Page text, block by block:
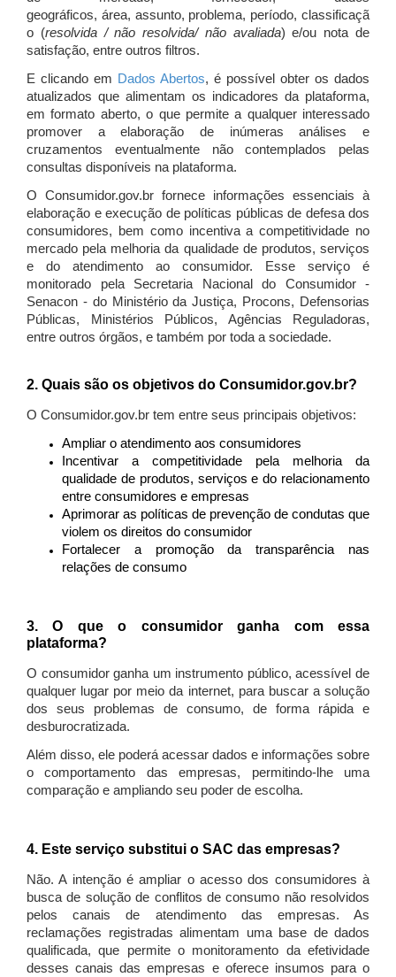
geográficos, área, assunto, problema, período, classificaçã
o (resolvida / não resolvida/ não avaliada) e/ou nota de
satisfação, entre outros filtros.
E clicando em Dados Abertos, é possível obter os dados
atualizados que alimentam os indicadores da plataforma,
em formato aberto, o que permite a qualquer interessado
promover a elaboração de inúmeras análises e
cruzamentos eventualmente não contemplados pelas
consultas disponíveis na plataforma.
O Consumidor.gov.br fornece informações essenciais à
elaboração e execução de políticas públicas de defesa dos
consumidores, bem como incentiva a competitividade no
mercado pela melhoria da qualidade de produtos, serviços
e do atendimento ao consumidor. Esse serviço é
monitorado pela Secretaria Nacional do Consumidor -
Senacon - do Ministério da Justiça, Procons, Defensorias
Públicas, Ministérios Públicos, Agências Reguladoras,
entre outros órgãos, e também por toda a sociedade.
2. Quais são os objetivos do Consumidor.gov.br?
O Consumidor.gov.br tem entre seus principais objetivos:
Ampliar o atendimento aos consumidores
Incentivar a competitividade pela melhoria da
qualidade de produtos, serviços e do relacionamento
entre consumidores e empresas
Aprimorar as políticas de prevenção de condutas que
violem os direitos do consumidor
Fortalecer a promoção da transparência nas
relações de consumo
3. O que o consumidor ganha com essa
plataforma?
O consumidor ganha um instrumento público, acessível de
qualquer lugar por meio da internet, para buscar a solução
dos seus problemas de consumo, de forma rápida e
desburocratizada.
Além disso, ele poderá acessar dados e informações sobre
o comportamento das empresas, permitindo-lhe uma
comparação e ampliando seu poder de escolha.
4. Este serviço substitui o SAC das empresas?
Não. A intenção é ampliar o acesso dos consumidores à
busca de solução de conflitos de consumo não resolvidos
pelos canais de atendimento das empresas. As
reclamações registradas alimentam uma base de dados
qualificada, que permite o monitoramento da efetividade
desses canais das empresas e oferece insumos para o